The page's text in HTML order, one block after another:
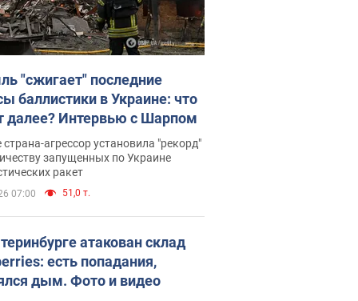
"сжигает" последние
баллистики в Украине: что
далее? Интервью с Шарпом
агрессор установила "рекорд"
запущенных по Украине
ракет
07:00 51,0 т.
атакован склад
есть попадания,
дым. Фото и видео